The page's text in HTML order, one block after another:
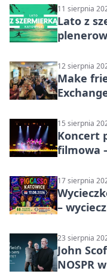
11 sierpnia
Lato z
12 sierpnia
Make
15 sierpnia
Koncert
filmowa
17 sierpnia
–
23 sierpnia
John
NOSPR